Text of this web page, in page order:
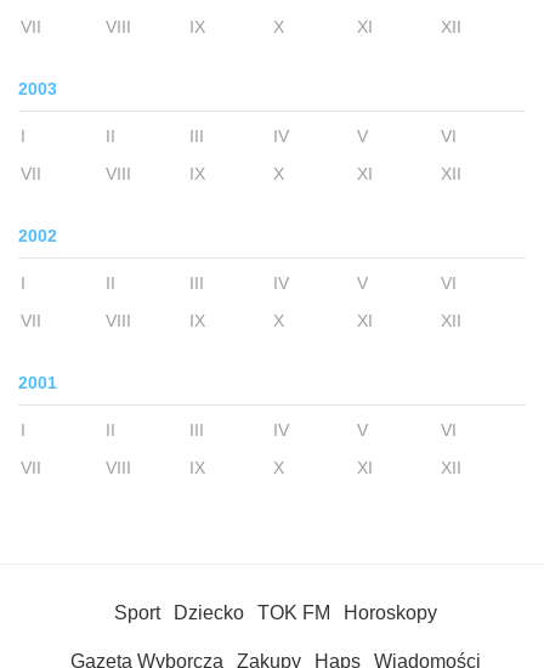
VII
VIII IX X XI XII
2003
I II III IV V
VI
VII
VIII IX X XI XII
2002
I II III IV V
VI
VII
VIII IX X XI XII
2001
I II III IV V
VI
VII
VIII IX X XI XII
Sport Dziecko TOK FM Horoskopy
Gazeta Wyborcza Zakupy Haps Wiadomości